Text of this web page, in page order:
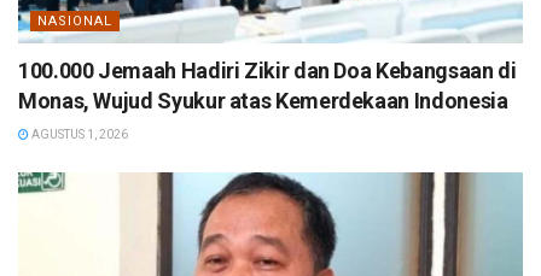
NASIONAL
100.000 Jemaah Hadiri Zikir dan Doa Kebangsaan di
Monas, Wujud Syukur atas Kemerdekaan Indonesia
AGUSTUS 1, 2026